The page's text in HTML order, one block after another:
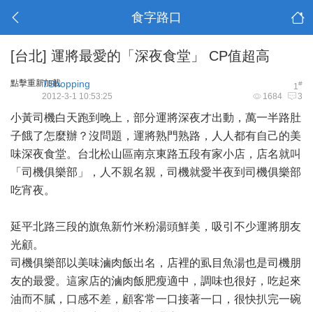
食字路口
[台北] 運將最愛的「深夜食堂」 CP值超高
點擊重新加載 1#
TShopping
1684 3
2012-3-1 10:53:25
小黃司機白天跑到晚上，部分運將深夜才出動，萬一半路肚
子餓了怎麼辦？沒問題，運將熟門熟路，人人都有自己的美
味深夜食堂。台北松山區南京東路五段有家小店，店名就叫
「司機俱樂部」，人不親名親，司機就愛半夜到司機俱樂部
吃宵夜。
延平北路三段的旗魚新竹米粉湯頭鮮美，吸引不少運將朋友
光顧。
司機俱樂部以美味滷肉飯出名，店裡的虱目魚湯也是司機朋
友的最愛。這家店的滷肉飯肥瘦適中，調味也很好，吃起來
油而不膩，口感不差，顧客常一口接著一口，很快扒完一碗